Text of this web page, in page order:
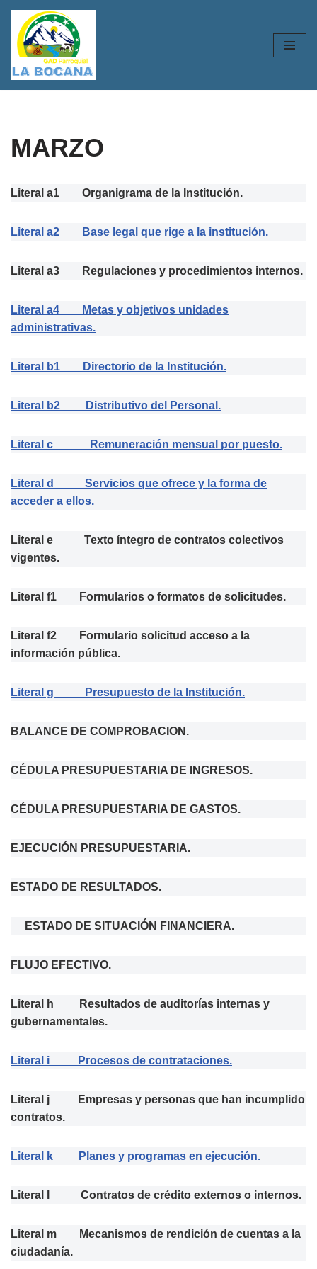
Saltar
al
contenido
MARZO
Literal a1 Organigrama de la Institución.
Literal a2 Base legal que rige a la institución.
Literal a3 Regulaciones y procedimientos internos.
Literal a4 Metas y objetivos unidades
administrativas.
Literal b1 Directorio de la Institución.
Literal b2 Distributivo del Personal.
Literal c Remuneración mensual por puesto.
Literal d Servicios que ofrece y la forma de
acceder a ellos.
Literal e Texto íntegro de contratos colectivos
vigentes.
Literal f1 Formularios o formatos de solicitudes.
Literal f2 Formulario solicitud acceso a la
información pública.
Literal g Presupuesto de la Institución.
BALANCE DE COMPROBACION.
CÉDULA PRESUPUESTARIA DE INGRESOS.
CÉDULA PRESUPUESTARIA DE GASTOS.
EJECUCIÓN PRESUPUESTARIA.
ESTADO DE RESULTADOS.
ESTADO DE SITUACIÓN FINANCIERA.
FLUJO EFECTIVO.
Literal h Resultados de auditorías internas y
gubernamentales.
Literal i Procesos de contrataciones.
Literal j Empresas y personas que han incumplido
contratos.
Literal k Planes y programas en ejecución.
Literal l Contratos de crédito externos o internos.
Literal m Mecanismos de rendición de cuentas a la
ciudadanía.